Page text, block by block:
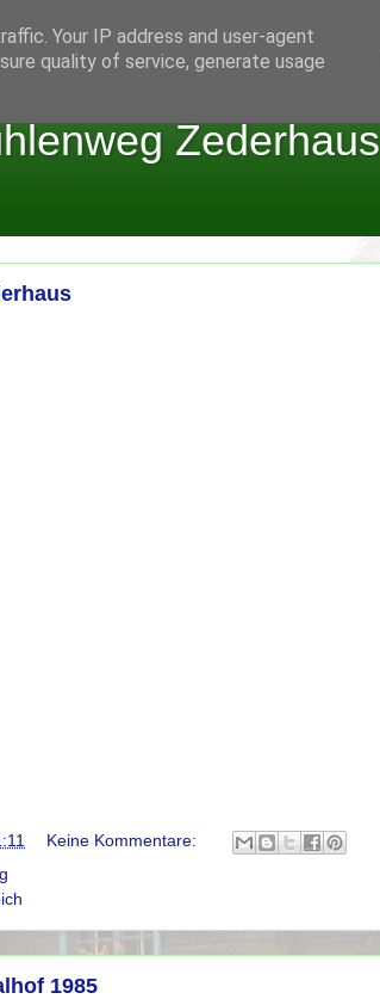
Zederhaus
Keine Kommentare:
1985
Your IP address and user-agent
quality of service, generate usage